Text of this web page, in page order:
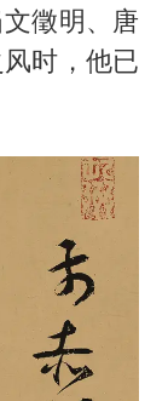
新华社权威快报|我国编制完成新版全月地质图
徵明、唐
时，他已